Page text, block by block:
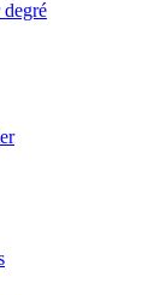
degré